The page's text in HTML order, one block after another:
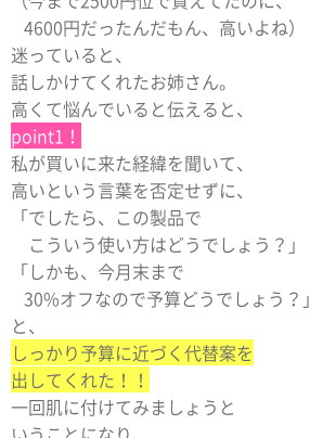
4600円だったんだもん、高いよね）
迷っていると、
話しかけてくれたお姉さん。
高くて悩んでいると伝えると、
point1！
私が買いに来た経緯を聞いて、
高いという言葉を否定せずに、
「でしたら、この製品で
こういう使い方はどうでしょう？」
「しかも、今月末まで
30%オフなので予算どうでしょう？」
と、
しっかり予算に近づく代替案を
出してくれた！！
一回肌に付けてみましょうと